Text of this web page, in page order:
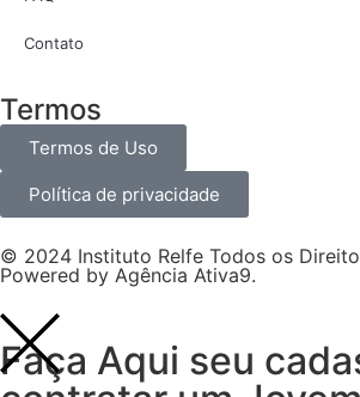
Contato
Termos
Termos de Uso
Política de privacidade
© 2024 Instituto Relfe Todos os
Powered by Agência Ativa9.
Faça Aqui seu